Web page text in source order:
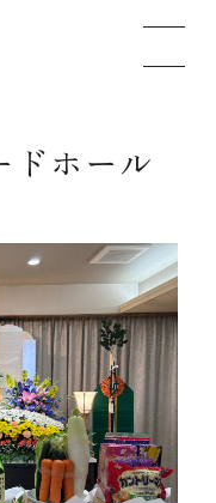
について
ドホール